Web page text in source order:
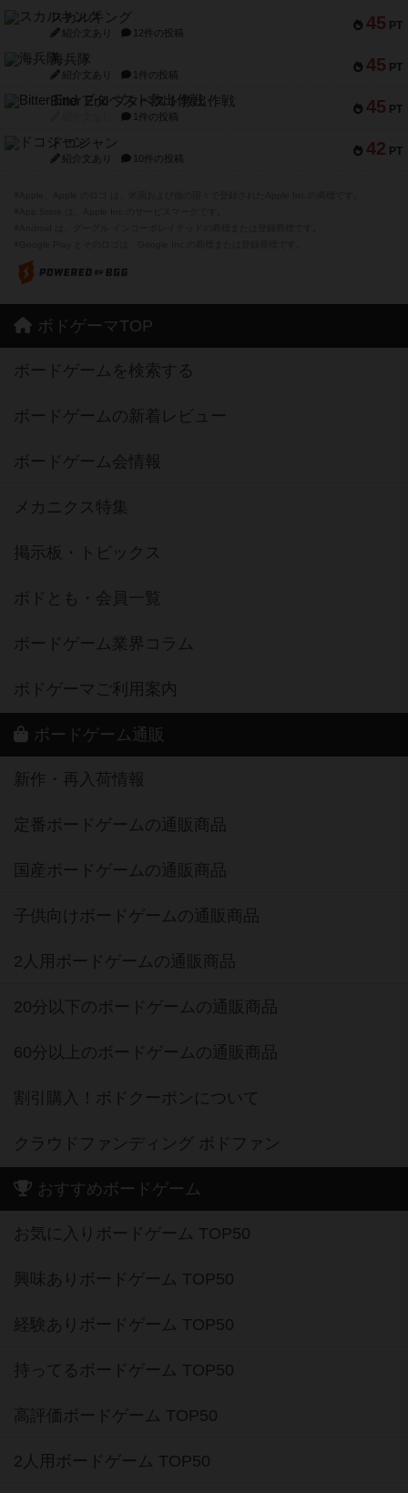
45 PT
スカルキング
紹介文あり 12件の投稿
45 PT
海兵隊
紹介文あり 1件の投稿
45 PT
Bitter End ブタペスト救出作戦
1件の投稿
42 PT
ドコジャン
紹介文あり 10件の投稿
ボドゲーマTOP
ボードゲームを検索する
ボードゲームの新着レビュー
ボードゲーム会情報
メカニクス特集
掲示板・トピックス
ボドとも・会員一覧
ボードゲーム業界コラム
ボドゲーマご利用案内
ボードゲーム通販
新作・再入荷情報
定番ボードゲームの通販商品
国産ボードゲームの通販商品
子供向けボードゲームの通販商品
2人用ボードゲームの通販商品
20分以下のボードゲームの通販商品
60分以上のボードゲームの通販商品
割引購入！ボドクーポンについて
クラウドファンディング ボドファン
おすすめボードゲーム
お気に入りボードゲーム TOP50
興味ありボードゲーム TOP50
経験ありボードゲーム TOP50
持ってるボードゲーム TOP50
高評価ボードゲーム TOP50
2人用ボードゲーム TOP50